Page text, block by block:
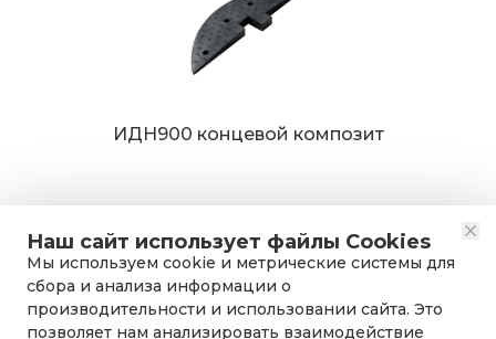
Наш сайт использует файлы Cookies
Мы используем cookie и метрические системы для
сбора и анализа информации о
производительности и использовании сайта. Это
позволяет нам анализировать взаимодействие
ИДН900 концевой композит